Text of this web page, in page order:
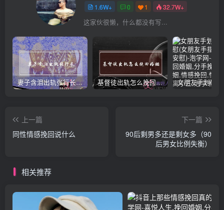
1.6W+ 0 1 32.7W+
这家伙很懒，什么都没有写...
妻子含泪出轨张行长 她说全都是因为家中 基督徒出轨怎么挽回婚姻(基督徒面对出轨婚姻)
上一篇
同性情感挽回说什么
下一篇
90后剩男多还是剩女多（90
后男女比例失衡）
相关推荐